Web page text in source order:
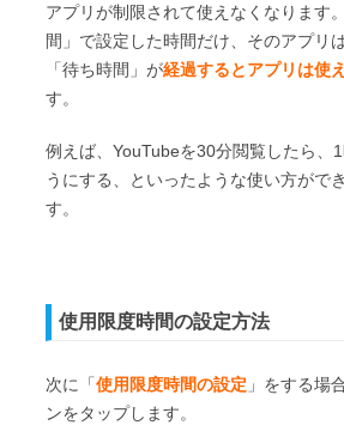
アプリが制限されて使えなくなります
間」で設定した時間だけ、そのアプリ
「待ち時間」が経過するとアプリは使
す。
例えば、YouTubeを30分閲覧したら、
うにする、といったような使い方がで
す。
使用限度時間の設定方法
次に「使用限度時間の設定 」をする場
ンをタップします。